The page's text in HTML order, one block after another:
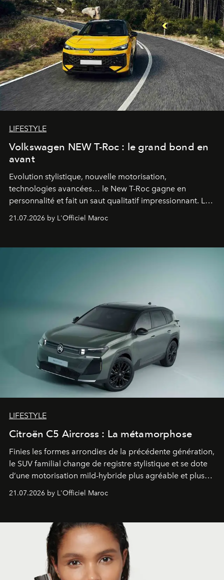
LIFESTYLE
Volkswagen NEW T-Roc : le grand bond en
avant
Evolution stylistique, nouvelle motorisation,
technologies avancées… le New T-Roc gagne en
personnalité et fait un saut qualitatif impressionnant. Le
constructeur allemand a revu en profondeur son SUV
fétiche pour le rendre plus premium. Et le pari semble
21.07.2026 by L'Officiel Maroc
LIFESTYLE
Citroën C5 Aircross : La métamorphose
Finies les formes arrondies de la précédente génération,
le SUV familial change de registre stylistique et se dote
d’une motorisation mild-hybride plus agréable et plus
économe. à n’en pas douter, le nouveau C5 Aircross a
gagné en maturité.
21.07.2026 by L'Officiel Maroc